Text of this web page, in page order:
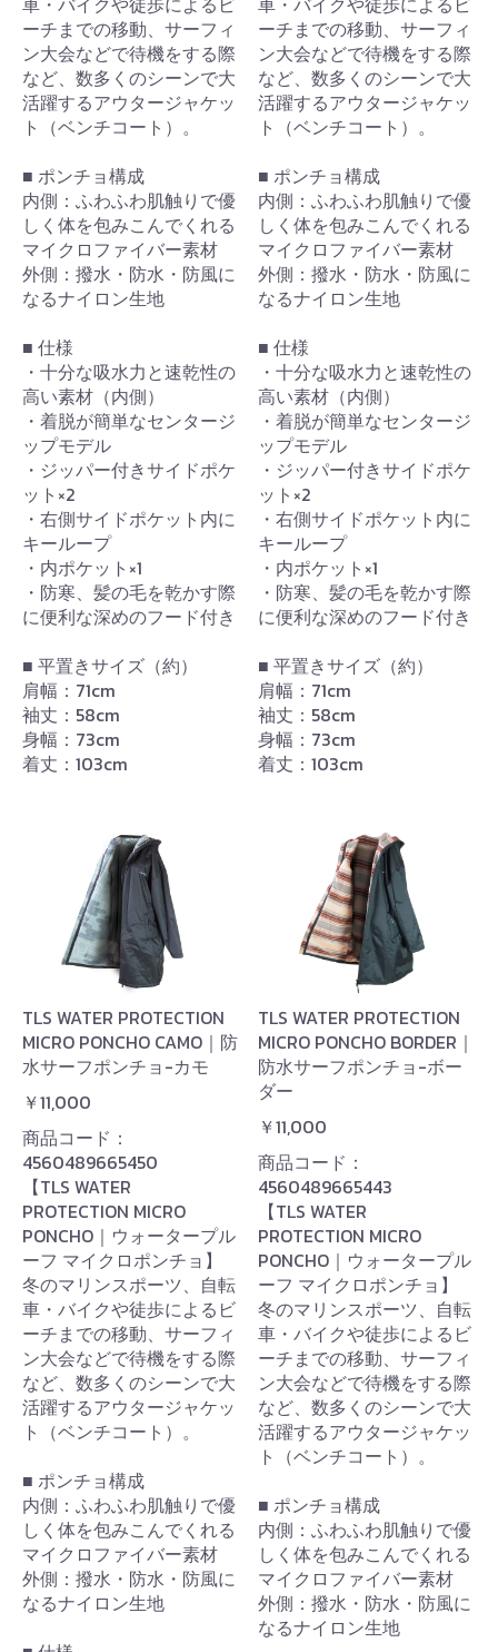
ーチまでの移動、サーフィ
ン大会などで待機をする際
など、数多くのシーンで大
活躍するアウタージャケッ
ト（ベンチコート）。
■ ポンチョ構成
内側：ふわふわ肌触りで優
しく体を包みこんでくれる
マイクロファイバー素材
外側：撥水・防水・防風に
なるナイロン生地
■ 仕様
・十分な吸水力と速乾性の
高い素材（内側）
・着脱が簡単なセンタージ
ップモデル
・ジッパー付きサイドポケ
ット×2
・右側サイドポケット内に
キーループ
・内ポケット×1
・防寒、髪の毛を乾かす際
に便利な深めのフード付き
■ 平置きサイズ（約）
肩幅：71cm
袖丈：58cm
身幅：73cm
着丈：103cm
ーチまでの移動、サーフィ
ン大会などで待機をする際
など、数多くのシーンで大
活躍するアウタージャケッ
ト（ベンチコート）。
■ ポンチョ構成
内側：ふわふわ肌触りで優
しく体を包みこんでくれる
マイクロファイバー素材
外側：撥水・防水・防風に
なるナイロン生地
■ 仕様
・十分な吸水力と速乾性の
高い素材（内側）
・着脱が簡単なセンタージ
ップモデル
・ジッパー付きサイドポケ
ット×2
・右側サイドポケット内に
キーループ
・内ポケット×1
・防寒、髪の毛を乾かす際
に便利な深めのフード付き
■ 平置きサイズ（約）
肩幅：71cm
袖丈：58cm
身幅：73cm
着丈：103cm
TLS WATER PROTECTION
MICRO PONCHO CAMO｜防
水サーフポンチョ-カモ
￥11,000
商品コード：
4560489665450
【TLS WATER
PROTECTION MICRO
PONCHO｜ウォータープル
ーフ マイクロポンチョ】
冬のマリンスポーツ、自転
車・バイクや徒歩によるビ
ーチまでの移動、サーフィ
ン大会などで待機をする際
など、数多くのシーンで大
活躍するアウタージャケッ
ト（ベンチコート）。
■ ポンチョ構成
内側：ふわふわ肌触りで優
しく体を包みこんでくれる
マイクロファイバー素材
外側：撥水・防水・防風に
なるナイロン生地
TLS WATER PROTECTION
MICRO PONCHO BORDER｜
防水サーフポンチョ-ボー
ダー
￥11,000
商品コード：
4560489665443
【TLS WATER
PROTECTION MICRO
PONCHO｜ウォータープル
ーフ マイクロポンチョ】
冬のマリンスポーツ、自転
車・バイクや徒歩によるビ
ーチまでの移動、サーフィ
ン大会などで待機をする際
など、数多くのシーンで大
活躍するアウタージャケッ
ト（ベンチコート）。
■ ポンチョ構成
内側：ふわふわ肌触りで優
しく体を包みこんでくれる
マイクロファイバー素材
外側：撥水・防水・防風に
なるナイロン生地